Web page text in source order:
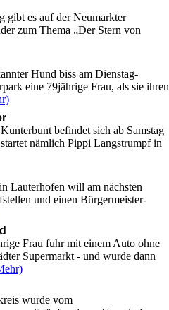
gibt es auf der Neumarkter
zum Thema „Der Stern von
Hund biss am Dienstag-
eine 79jährige Frau, als sie ihren
befindet sich ab Samstag
nämlich Pippi Langstrumpf in
Lauterhofen will am nächsten
und einen Bürgermeister-
Frau fuhr mit einem Auto ohne
Supermarkt - und wurde dann
wurde vom